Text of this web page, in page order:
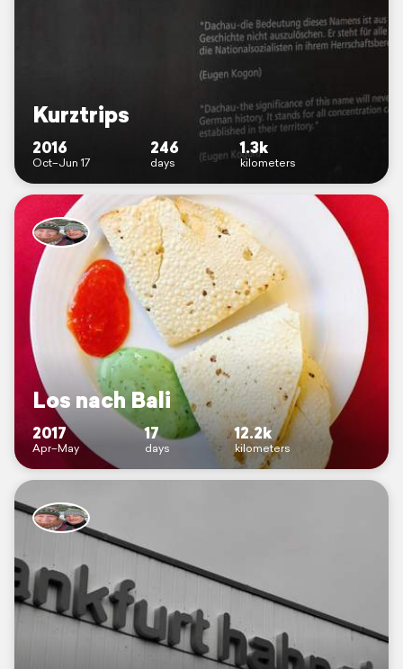
Kurztrips
2016
Oct–Jun 17
246
days
1.3k
kilometers
Los nach Bali
2017
Apr–May
17
days
12.2k
kilometers